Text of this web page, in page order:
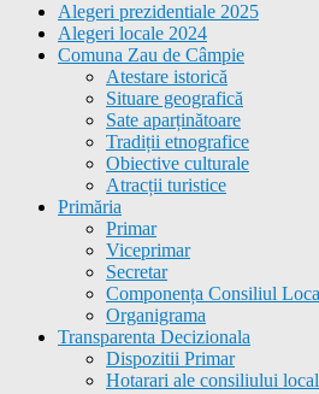
Alegeri prezidentiale 2025
Alegeri locale 2024
Comuna Zau de Câmpie
Atestare istorică
Situare geografică
Sate aparținătoare
Tradiții etnografice
Obiective culturale
Atracții turistice
Primăria
Primar
Viceprimar
Secretar
Componența Consiliul
Organigrama
Transparenta Decizionala
Dispozitii Primar
Hotarari ale consiliului